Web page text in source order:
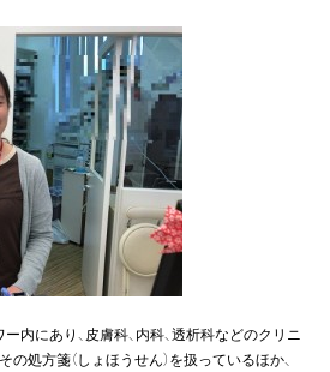
内にあり、皮膚科、内科、透析科などのクリニ
の処方箋（しょほうせん）を扱っているほか、